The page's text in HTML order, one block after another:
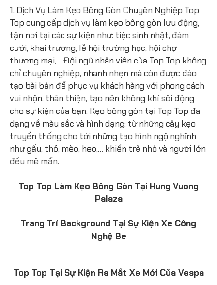
1. Dịch Vụ Làm Kẹo Bông Gòn Chuyên Nghiệp Top
Top cung cấp dịch vụ làm kẹo bông gòn lưu động,
tận nơi tại các sự kiện như: tiệc sinh nhật, đám
cưới, khai trương, lễ hội trường học, hội chợ
thương mại,… Đội ngũ nhân viên của Top Top không
chỉ chuyên nghiệp, nhanh nhẹn mà còn được đào
tạo bài bản để phục vụ khách hàng với phong cách
vui nhộn, thân thiện, tạo nên không khí sôi động
cho sự kiện của bạn. Kẹo bông gòn tại Top Top đa
dạng về màu sắc và hình dạng: từ những cây kẹo
truyền thống cho tới những tạo hình ngộ nghĩnh
như gấu, thỏ, mèo, heo,… khiến trẻ nhỏ và người lớn
đều mê mẩn.
Top Top Làm Kẹo Bông Gòn Tại Hung Vuong
Palaza
Trang Trí Background Tại Sự Kiện Xe Công
Nghệ Be
Top Top Tại Sự Kiện Ra Mắt Xe Mới Của Vespa